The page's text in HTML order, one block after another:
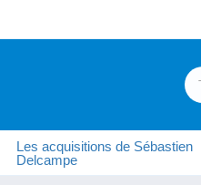
Les acquisitions de Sébastien
Delcampe